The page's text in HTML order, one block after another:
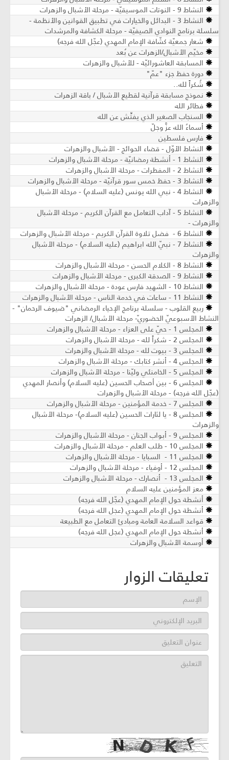
النشاط 9 - النوتات الموسيقيّة - مرحلة الأشبال والزهرات
النشاط 3 - البدائل والخيارات في تطبيق القوانين والأنظمة -
سلسلة برنامج النوادي الصيفيّة - مرحلة الكشافة والمرشدات
شعار جمعيّة كشّافة الإمام المهدي (عجّل الله فرجه)
مخيّم الأشبال/الزهرات عن بُعد
المسابقة العاشورائيّة - للأشبال والزهرات
دورة حفظ جزء "عمّ"
شُكراً لله..
نموذج مسابقة قرآنية لقطيع الأشبال / باقة الزهرات
فطائر الله
السنجاب الصغير الذي يفتِّش عن الله
أسماءُ الله عزَّ وجلّ
فارس فلسطين
النشاط الأوّل - قضاء الحوائج - الأشبال والزهرات
النشاط 1 - أنشطة رمضانيّة - مرحلة الأشبال والزهرات
النشاط 2 - المفطرات - مرحلة الأشبال والزهرات
النشاط 3 - حفظ خمس سور قرآنيّة ​- مرحلة الأشبال والزهرات
النشاط 4 - نبي الله يونس (عليه السلام) ​- مرحلة الأشبال
والزهرات
النشاط 5 - آداب التعامل مع القرآن الكريم ​- مرحلة الأشبال
والزهرات -
النشاط 6 - فضل تلاوة القرآن الكريم - مرحلة الأشبال والزهرات
النشاط 7 - نبيّ الله ابراهيم (عليه السلام) - مرحلة الأشبال
والزهرات
النشاط 8 - الكلام الحسن - مرحلة الأشبال والزهرات
النشاط 9 - الصدقة الكبرى - مرحلة الأشبال والزهرات
النشاط 10 - الشهيد فارس عودة - مرحلة الأشبال والزهرات
النشاط 11 - ساعات في خدمة الناس - مرحلة الأشبال والزهرات
ربيع القلوب - سلسلة برنامج الإحياء الرمضاني "ضيوف الرحمان" -
النشاط الأسبوعيّ الحضوريّ- مرحلة الأشبال/ الزهرات
المجلس 1 - حيّ على العزاء - مرحلة الأشبال والزهرات
المجلس 2 - شكراً لله - مرحلة الأشبال والزهرات
المجلس 3 - بيوت لله - مرحلة الأشبال والزهرات
المجلس 4 - أنشر كتابك - مرحلة الأشبال والزهرات
المجلس 5 - الخامنئي وليّنا - مرحلة الأشبال والزهرات
المجلس 6 - بين أصحاب الحسين (عليه السلام) وأنصار المهدي
(عجّل الله فرجه) - مرحلة الأشبال والزهرات
المجلس 7 - خدمة المؤمنين - مرحلة الأشبال والزهرات
المجلس 8 - يا لثارات الحسين (عليه السلام)- مرحلة الأشبال
والزهرات
المجلس 9 - أبواب الجنان - مرحلة الأشبال والزهرات
المجلس 10 - طلب العلم - مرحلة الأشبال والزهرات
المجلس 11 - السبايا - مرحلة الأشبال والزهرات
المجلس 12 - أوفياء - مرحلة الأشبال والزهرات
المجلس 13 - أنصارك - مرحلة الأشبال والزهرات
معز المؤمنين عليه السلام
أنشطة حول الإمام المهدي (عجّل الله فرجه)
أنشطة حول الإمام المهدي (عجل الله فرجه)
قواعد السلامة العامة ومبادئ التعامل مع الطبيعة
أنشطة حول الإمام المهدي (عجل الله فرجه)
أوسمة الأشبال والزهرات
تعليقات الزوار